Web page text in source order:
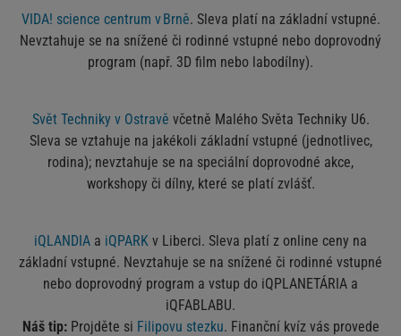
VIDA! science centrum v Brně. Sleva platí na základní vstupné.
Nevztahuje se na snížené či rodinné vstupné nebo doprovodný
program (např. 3D film nebo labodílny).
Svět Techniky v Ostravě včetně Malého Světa Techniky U6.
Sleva se vztahuje na jakékoli základní vstupné (jednotlivec,
rodina); nevztahuje se na speciální doprovodné akce,
workshopy či dílny, které se platí zvlášť.
iQLANDIA a iQPARK v Liberci. Sleva platí z online ceny na
základní vstupné. Nevztahuje se na snížené či rodinné vstupné
nebo doprovodný program a vstup do iQPLANETÁRIA a
iQFABLABU.
Náš tip:Projděte si Filipovu stezku. Finanční kvíz vás provede